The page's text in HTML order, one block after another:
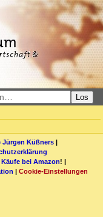
Los
Jürgen Küßners |
Käufe bei Amazon! |
| Cookie-Einstellungen